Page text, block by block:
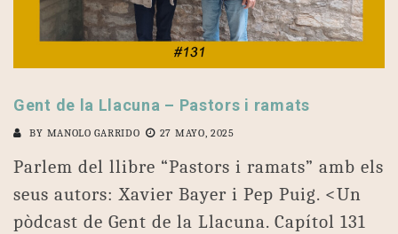
Gent de la Llacuna – Pastors i ramats
BY MANOLO GARRIDO 27 MAYO, 2025
Parlem del llibre “Pastors i ramats” amb els
seus autors: Xavier Bayer i Pep Puig. <Un
pòdcast de Gent de la Llacuna. Capítol 131